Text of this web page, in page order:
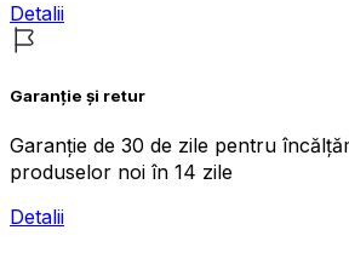
Detalii
Garanție și retur
Garanție de 30 de zile pentru
produselor noi în 14 zile
Detalii